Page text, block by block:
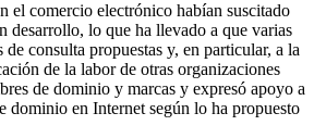
el comercio electrónico habían suscitado
desarrollo, lo que ha llevado a que varias
consulta propuestas y, en particular, a la
de la labor de otras organizaciones
de dominio y marcas y expresó apoyo a
dominio en Internet según lo ha propuesto